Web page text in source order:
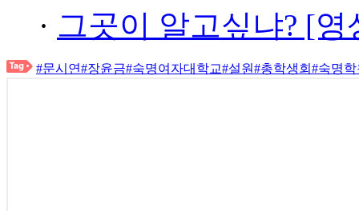
· 그곳이 알고싶냐? [
#문시연#장윤금#숙명여자대학교#설원#총학생회 #숙명학